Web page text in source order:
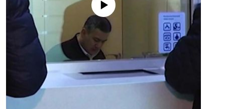
No media source currently available